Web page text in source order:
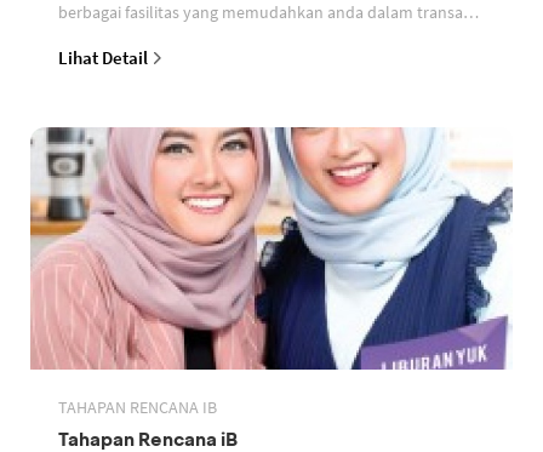
berbagai fasilitas yang memudahkan anda dalam transaksi
Lihat Detail
TAHAPAN RENCANA IB
Tahapan Rencana iB